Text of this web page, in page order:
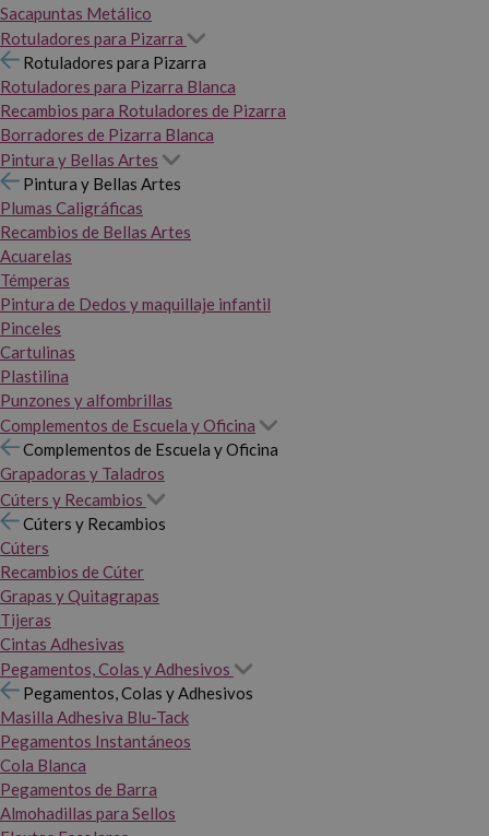
Sacapuntas Metálico
Rotuladores para Pizarra
Rotuladores para Pizarra
Rotuladores para Pizarra Blanca
Recambios para Rotuladores de Pizarra
Borradores de Pizarra Blanca
Pintura y Bellas Artes
Pintura y Bellas Artes
Plumas Caligráficas
Recambios de Bellas Artes
Acuarelas
Témperas
Pintura de Dedos y maquillaje infantil
Pinceles
Cartulinas
Plastilina
Punzones y alfombrillas
Complementos de Escuela y Oficina
Complementos de Escuela y Oficina
Grapadoras y Taladros
Cúters y Recambios
Cúters y Recambios
Cúters
Recambios de Cúter
Grapas y Quitagrapas
Tijeras
Cintas Adhesivas
Pegamentos, Colas y Adhesivos
Pegamentos, Colas y Adhesivos
Masilla Adhesiva Blu-Tack
Pegamentos Instantáneos
Cola Blanca
Pegamentos de Barra
Almohadillas para Sellos